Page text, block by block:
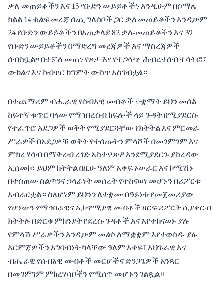
ቃለ-መጠይቆችን እና 15 የቡድን ውይይቶችን እንዲሁም በሶማሌ
ክልል 14 ቁልፍ መረጃ ሰጪ ግለሰቦች ጋር ቃለ መጠይቆችን እንዲሁም
24 የቡድን ውይይቶችን በአጠቃላይ 82 ቃለ-መጠይቆችን እና 39
የቡድን ውይይቶችን በማድረግ መረጃዎች እና ማስረጃዎች
ሰብስቧል፡፡ በተቻለ መጠን የጾታ እና የተጋላጭ ሕብረተሰብ ተሳትፎ፣
ውክልና እና ስብጥር ከግምት ውስጥ አስገብቷል።
በተጨማሪም ብሔራዊ የሰብአዊ መብቶች ተቋማት ይህን መሰል
ከፍተኛ ቁጥር ባለው የማኅበረሰብ ክፍሎች ላይ ጉዳት በሚያደርሱ
የተፈጥሮ አደጋዎች ወቅት የሚያደርጓቸው የክትትል እና ምርመራ
ሥራዎች በአደጋዎቹ ወቅት የተሰጡትን ምላሾች በመገምገም እና
ምክረ ሃሳብ በማቅረብ ረገድ አስተዋጽዖ እንደሚያደርጉ ያስረዳው
ኢሰመኮ፣ ይህም ክትትል በዚሁ ዓለም አቀፍ አሠራር እና ኮሚሽኑ
በተሰጠው ስልጣንና ኃላፊነት መሰረት የተከናወነ መሆኑን በሪፖርቱ
አብራርቷል። ስለሆነም ይህንን ለተቋሙ በዓይነቱ የመጀመሪያው
የሆነውን የማኅበራዊና ኢኮኖሚያዊ መብቶች ዘርፍ ሪፖርት ሲያቀርብ
ክትትሉ በድርቁ ምክንያት የደረሱ ጉዳቶች እና እየተከናወኑ ያሉ
የምላሽ ሥራዎችን እንዲሁም መልሶ ለማቋቋም እየተወሰዱ ያሉ
እርምጃዎችን አግባብነት ካላቸው ዓለም አቀፍ፣ አህጉራዊ እና
ብሔራዊ የሰብአዊ መብቶች መርሆችና ድንጋጌዎች አንጻር
በመገምገም ምክረሃሳቦችን የሚሰጥ መሆኑን ገልጿል።